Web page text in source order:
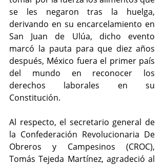
se les negaron tras la huelga,
derivando en su encarcelamiento en
San Juan de Ulúa, dicho evento
marcó la pauta para que diez años
después, México fuera el primer país
del mundo en reconocer los
derechos laborales en su
Constitución.
Al respecto, el secretario general de
la Confederación Revolucionaria De
Obreros y Campesinos (CROC),
Tomás Tejeda Martínez, agradeció al